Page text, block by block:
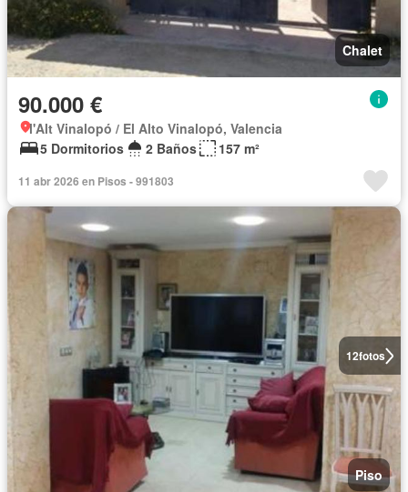
Chalet
90.000 €
l'Alt Vinalopó / El Alto Vinalopó, Valencia
5 Dormitorios
2 Baños 157 m²
11 abr 2026 en Pisos - 991803
12fotos
Piso